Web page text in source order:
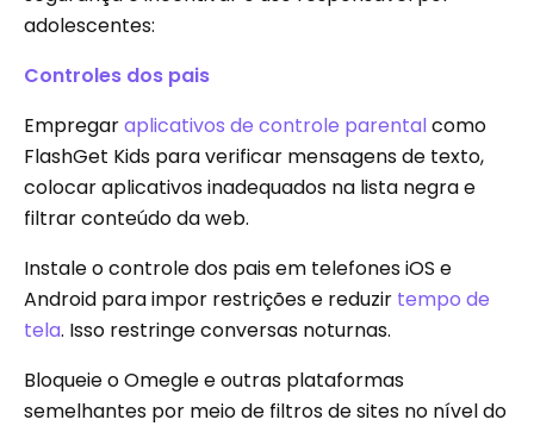
adolescentes:
Controles dos pais
Empregaraplicativos de controle parentalcomo
FlashGet Kids para verificar mensagens de texto,
colocar aplicativos inadequados na lista negra e
filtrar conteúdo da web.
Instale o controle dos pais em telefones iOS e
Android para impor restrições e reduzir tempo de
tela. Isso restringe conversas noturnas.
Bloqueie o Omegle e outras plataformas
semelhantes por meio de filtros de sites no nível do